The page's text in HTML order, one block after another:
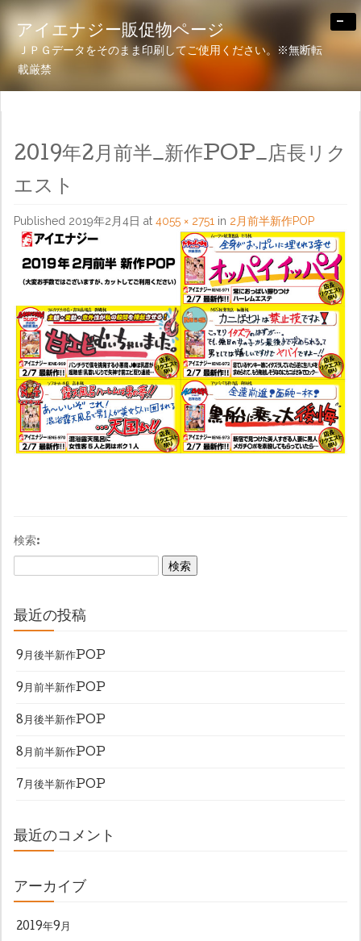
アイエナジー販促物ページ
ＪＰＧデータをそのまま印刷してご使用ください。※無断転
載厳禁
-
2019年2月前半_新作POP_店長リク
エスト
Published 2019年2月4日 at 4055 × 2751 in 2月前半新作POP
検索:
最近の投稿
9月後半新作POP
9月前半新作POP
8月後半新作POP
8月前半新作POP
7月後半新作POP
最近のコメント
アーカイブ
2019年9月